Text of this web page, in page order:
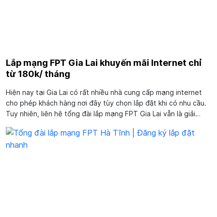
Lắp mạng FPT Gia Lai khuyến mãi Internet chỉ
từ 180k/ tháng
Hiện nay tại Gia Lai có rất nhiều nhà cung cấp mạng internet
cho phép khách hàng nơi đây tùy chọn lắp đặt khi có nhu cầu.
Tuy nhiên, liên hệ tổng đài lắp mạng FPT Gia Lai vẫn là giải
sao? Nếu...